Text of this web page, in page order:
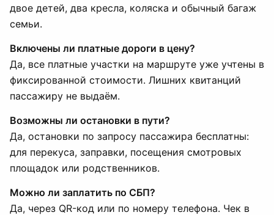
двое детей, два кресла, коляска и обычный багаж
семьи.
Включены ли платные дороги в цену?
Да, все платные участки на маршруте уже учтены в
фиксированной стоимости. Лишних квитанций
пассажиру не выдаём.
Возможны ли остановки в пути?
Да, остановки по запросу пассажира бесплатны:
для перекуса, заправки, посещения смотровых
площадок или родственников.
Можно ли заплатить по СБП?
Да, через QR-код или по номеру телефона. Чек в